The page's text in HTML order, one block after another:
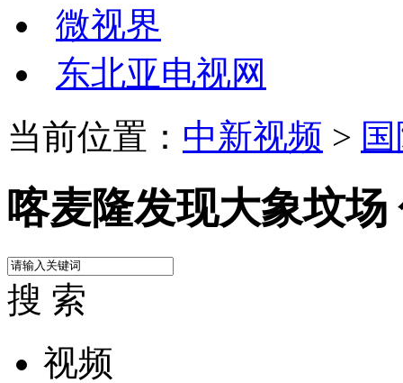
微视界
东北亚电视网
当前位置： 中新视频 >
喀麦隆发现大象坟
搜 索
视频